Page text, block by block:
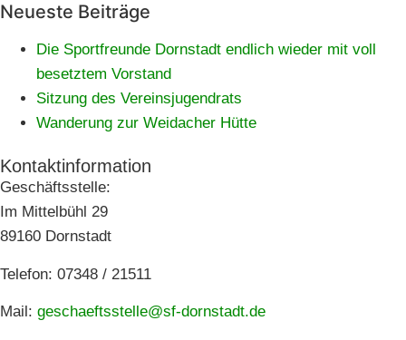
Neueste Beiträge
Die Sportfreunde Dornstadt endlich wieder mit voll
besetztem Vorstand
Sitzung des Vereinsjugendrats
Wanderung zur Weidacher Hütte
Kontaktinformation
Geschäftsstelle:
Im Mittelbühl 29
89160 Dornstadt
Telefon: 07348 / 21511
Mail: geschaeftsstelle@sf-dornstadt.de